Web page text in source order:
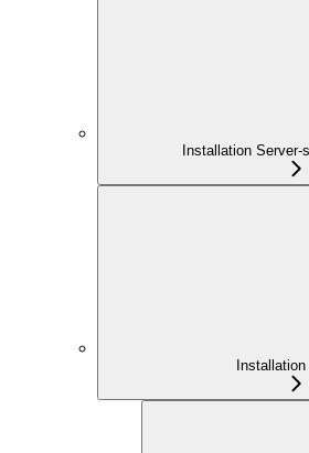
Installation Server-
Installation